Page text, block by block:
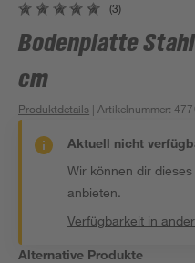
(3)
Bodenplatte
cm
Produktdetails | Artikelnummer:
Aktuell nicht
Wir können dir
anbieten.
Verfügbarkeit in
Alternative Produkte